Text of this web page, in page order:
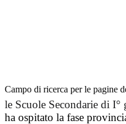
Campo di ricerca per le pagine
le Scuole Secondarie di I°
ha ospitato la fase